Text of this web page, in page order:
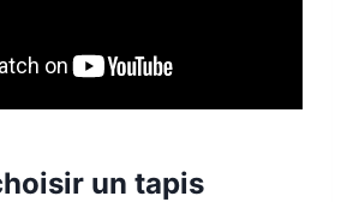
un tapis